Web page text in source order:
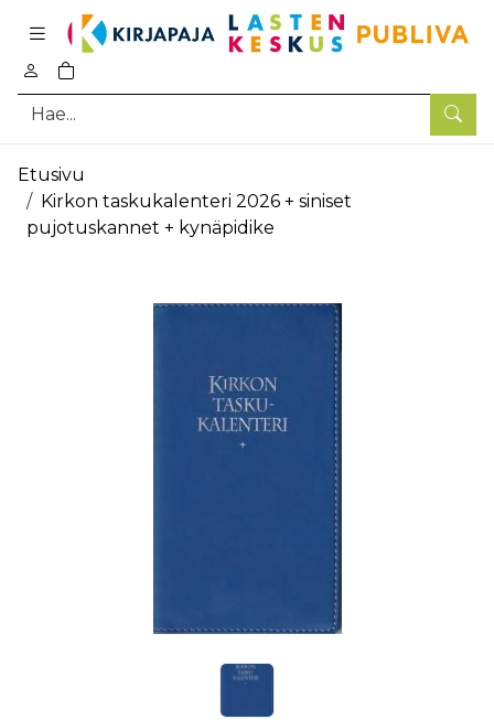
Hae
0
tuotetta ostoskorissa
Pääsisältö
Etusivu
Kirkon taskukalenteri 2026 + siniset
pujotuskannet + kynäpidike